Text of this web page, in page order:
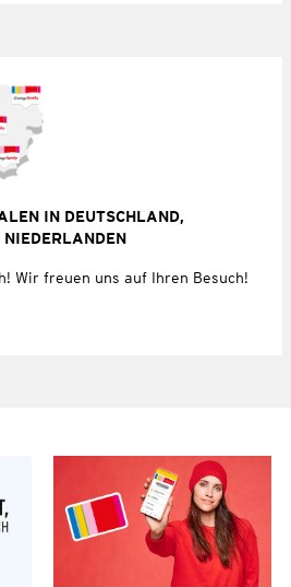
IN DEUTSCHLAND,
NIEDERLANDEN
Wir freuen uns auf Ihren Besuch!